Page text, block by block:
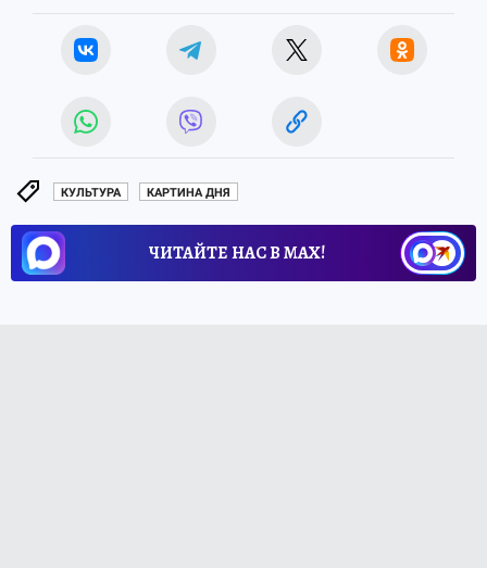
КУЛЬТУРА КАРТИНА ДНЯ
ЧИТАЙТЕ НАС В МАХ!